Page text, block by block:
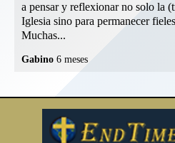
a pensar y reflexionar no solo la
Iglesia sino para permanecer
Muchas...
Gabino 6 meses